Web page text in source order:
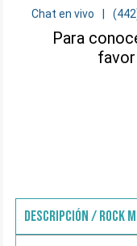
Chat en vivo
Para
DESCRIPCIÓN / ROCK